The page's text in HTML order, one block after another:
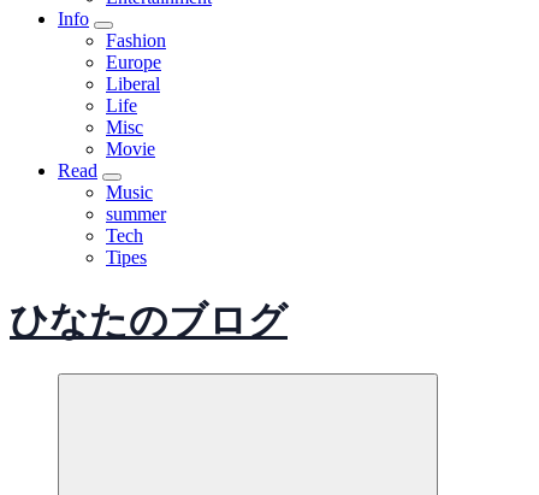
Info
Fashion
Europe
Liberal
Life
Misc
Movie
Read
Music
summer
Tech
Tipes
ひなたのブログ